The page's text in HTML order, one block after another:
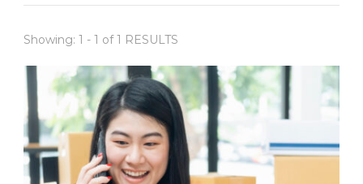
Showing: 1 - 1 of 1 RESULTS